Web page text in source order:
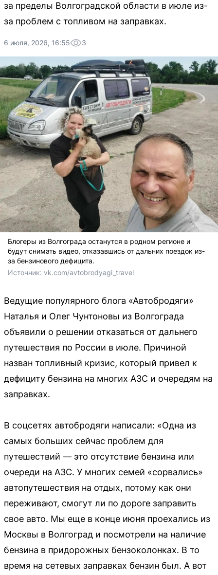
за пределы Волгоградской области в июле из-
за проблем с топливом на заправках.
6 июля, 2026, 16:55 3
Блогеры из Волгограда останутся в родном регионе и
будут снимать видео, отказавшись от дальних поездок из-
за бензинового дефицита.
Источник: vk.com/avtobrodyagi_travel
Ведущие популярного блога «Автобродяги»
Наталья и Олег Чунтоновы из Волгограда
объявили о решении отказаться от дальнего
путешествия по России в июле. Причиной
назван топливный кризис, который привел к
дефициту бензина на многих АЗС и очередям на
заправках.
В соцсетях автобродяги написали: «Одна из
самых больших сейчас проблем для
путешествий — это отсутствие бензина или
очереди на АЗС. У многих семей «сорвались»
автопутешествия на отдых, потому как они
переживают, смогут ли по дороге заправить
свое авто. Мы еще в конце июня проехались из
Москвы в Волгоград и посмотрели на наличие
бензина в придорожных бензоколонках. В то
время на сетевых заправках бензин был. А вот